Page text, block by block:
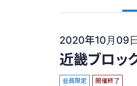
2020年10月09
近畿ブロッ
会員限定 開催終了